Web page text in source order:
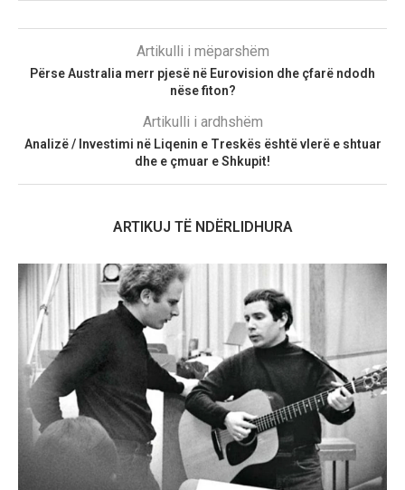
Artikulli i mëparshëm
Përse Australia merr pjesë në Eurovision dhe çfarë ndodh
nëse fiton?
Artikulli i ardhshëm
Analizë / Investimi në Liqenin e Treskës është vlerë e shtuar
dhe e çmuar e Shkupit!
ARTIKUJ TË NDËRLIDHURA